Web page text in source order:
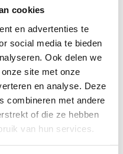
cookies
en advertenties te
social media te bieden
Ook delen we
site met onze
en analyse. Deze
combineren met andere
of die ze hebben
van hun services.
maar dat zij
verdragen. Full
eerder breken. In de
voorbeelden van.
zijn zwaarder,
mensen die
Aluminium stokken